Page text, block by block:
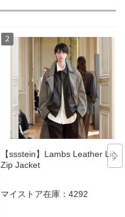
【ssstein】Lambs Leather Light
Zip Jacket
マイストア在庫： 4292